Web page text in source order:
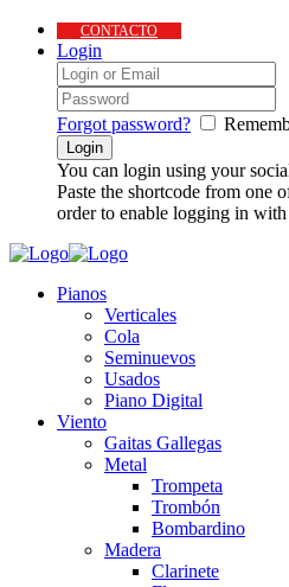
CONTACTO
Login
Forgot password?
You can login using your
Paste the shortcode from one
order to enable logging in
Pianos
Verticales
Cola
Seminuevos
Usados
Piano Digital
Viento
Gaitas Gallegas
Metal
Trompeta
Trombón
Bombardino
Madera
Clarinete